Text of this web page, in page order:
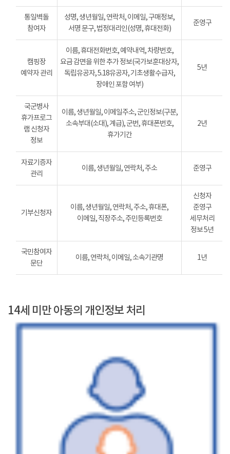
통일벽돌
참여자
성명, 생년월일, 연락처, 이메일, 구매정보,
서명 문구, 법정대리인(성명, 휴대전화)
준영구
캠핑장
예약자 관리
이름, 휴대전화번호, 예약내역, 차량번호,
요금 감면을 위한 추가 정보(국가보훈대상자,
독립유공자, 5.18유공자, 기초생활수급자,
장애인 포함 여부)
5년
국군병사
휴가프로그
램 신청자
정보
이름, 생년월일, 이메일주소, 군인정보(구분,
소속부대(소대), 계급), 군번, 휴대폰번호,
휴가기간
2년
자료기증자
관리
이름, 생년월일, 연락처, 주소 준영구
기부신청자
이름, 생년월일, 연락처, 주소, 휴대폰,
이메일, 직장주소, 주민등록번호
신청자
준영구
세무처리
정보 5년
국민참여자
문단
이름, 연락처, 이메일, 소속기관명 1년
14세 미만 아동의 개인정보 처리